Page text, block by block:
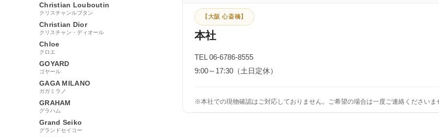
Christian Louboutin
クリスチャンルブタン
Christian Dior
クリスチャン・ディオール
Chloe
クロエ
GOYARD
ゴヤール
GAGA MILANO
ガガミラノ
GRAHAM
グラハム
Grand Seiko
グランドセイコー
【大阪 心斎橋】
本社
TEL 06-6786-8555
9:00～17:30（土日定休）
※本社での現物確認はご対応しておりません。ご希望の場合は一度ご連絡くださいま